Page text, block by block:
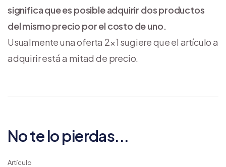
significa que es posible adquirir dos productos
del mismo precio por el costo de uno.
Usualmente una oferta 2×1 sugiere que el artículo a
adquirir está a mitad de precio.
No te lo pierdas...
Artículo